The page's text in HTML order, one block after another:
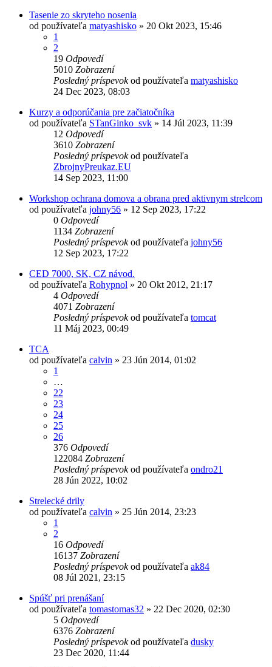
Tasenie zo skryteho nosenia
od používateľa matyashisko » 20 Okt 2023, 15:46
1
2
19 Odpovedí
5010 Zobrazení
Posledný príspevokod používateľa matyashisko
24 Dec 2023, 08:03
Kurzy a odporúčania pre začiatočníka
od používateľa STanGinko_svk » 14 Júl 2023, 11:39
12 Odpovedí
3610 Zobrazení
Posledný príspevokod používateľa
ZbrojnyPreukaz.EU
14 Sep 2023, 11:00
Workshop ochrana domova a obrana pred aktivnym strelcom
od používateľa johny56 » 12 Sep 2023, 17:22
0 Odpovedí
1134 Zobrazení
Posledný príspevokod používateľa johny56
12 Sep 2023, 17:22
CED 7000, SK, CZ návod.
od používateľa Rohypnol » 20 Okt 2012, 21:17
4 Odpovedí
4071 Zobrazení
Posledný príspevokod používateľa tomcat
11 Máj 2023, 00:49
TCA
od používateľa calvin » 23 Jún 2014, 01:02
1
…
22
23
24
25
26
376 Odpovedí
122084 Zobrazení
Posledný príspevokod používateľa ondro21
28 Jún 2022, 10:02
Strelecké drily
od používateľa calvin » 25 Jún 2014, 23:23
1
2
16 Odpovedí
16137 Zobrazení
Posledný príspevokod používateľa ak84
08 Júl 2021, 23:15
Spúšť pri prenášaní
od používateľa tomastomas32 » 22 Dec 2020, 02:30
5 Odpovedí
6376 Zobrazení
Posledný príspevokod používateľa dusky
23 Dec 2020, 11:44